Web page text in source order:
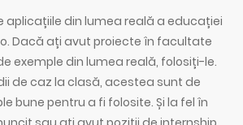
aplicațiile din lumea reală a educației
Dacă ați avut proiecte în facultate
exemple din lumea reală, folosiți-le.
de caz la clasă, acestea sunt de
bune pentru a fi folosite. Și la fel în